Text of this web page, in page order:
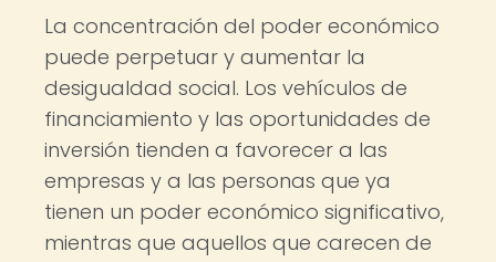
La concentración del poder económico
puede perpetuar y aumentar la
desigualdad social. Los vehículos de
financiamiento y las oportunidades de
inversión tienden a favorecer a las
empresas y a las personas que ya
tienen un poder económico significativo,
mientras que aquellos que carecen de